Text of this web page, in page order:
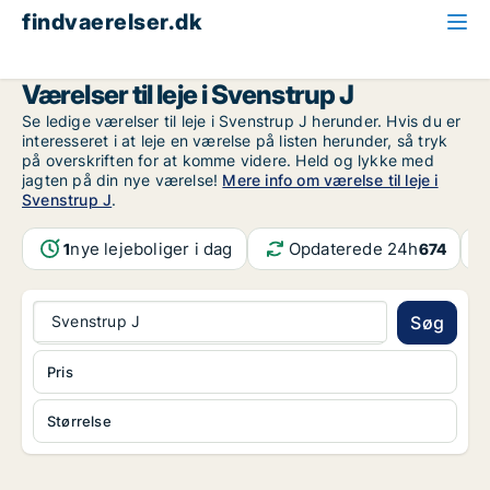
findvaerelser.dk
Værelser til leje i Svenstrup J
Se ledige værelser til leje i Svenstrup J herunder. Hvis du er
interesseret i at leje en værelse på listen herunder, så tryk
på overskriften for at komme videre. Held og lykke med
jagten på din nye værelse! Mere info om værelse til leje i
Svenstrup J.
1nye lejeboliger i dag Opdaterede 24h674
Svenstrup J Søg
Størrelse
Pris